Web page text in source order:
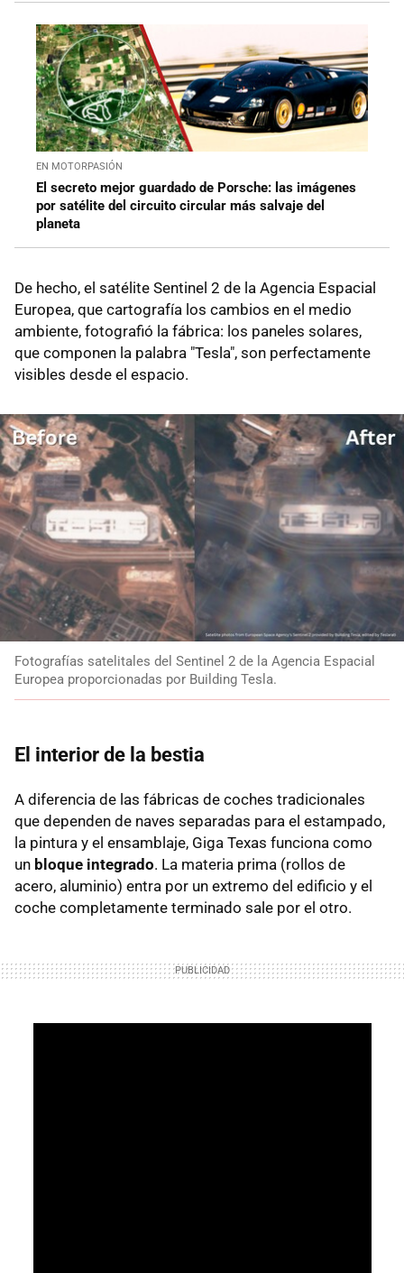
EN MOTORPASIÓN
El secreto mejor guardado de Porsche: las imágenes
por satélite del circuito circular más salvaje del
planeta
De hecho, el satélite Sentinel 2 de la Agencia Espacial
Europea, que cartografía los cambios en el medio
ambiente, fotografió la fábrica: los paneles solares,
que componen la palabra "Tesla", son perfectamente
visibles desde el espacio.
Fotografías satelitales del Sentinel 2 de la Agencia Espacial
Europea proporcionadas por Building Tesla.
El interior de la bestia
A diferencia de las fábricas de coches tradicionales
que dependen de naves separadas para el estampado,
la pintura y el ensamblaje, Giga Texas funciona como
un bloque integrado. La materia prima (rollos de
acero, aluminio) entra por un extremo del edificio y el
coche completamente terminado sale por el otro.